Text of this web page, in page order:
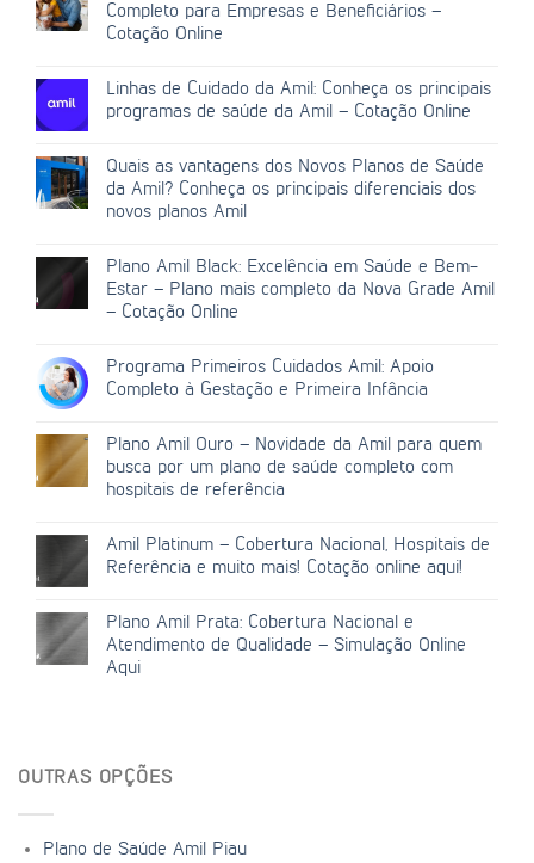
Completo para Empresas e Beneficiários –
Cotação Online
Linhas de Cuidado da Amil: Conheça os principais
programas de saúde da Amil – Cotação Online
Quais as vantagens dos Novos Planos de Saúde
da Amil? Conheça os principais diferenciais dos
novos planos Amil
Plano Amil Black: Excelência em Saúde e Bem-
Estar – Plano mais completo da Nova Grade Amil
– Cotação Online
Programa Primeiros Cuidados Amil: Apoio
Completo à Gestação e Primeira Infância
Plano Amil Ouro – Novidade da Amil para quem
busca por um plano de saúde completo com
hospitais de referência
Amil Platinum – Cobertura Nacional, Hospitais de
Referência e muito mais! Cotação online aqui!
Plano Amil Prata: Cobertura Nacional e
Atendimento de Qualidade – Simulação Online
Aqui
OUTRAS OPÇÕES
Plano de Saúde Amil Piau